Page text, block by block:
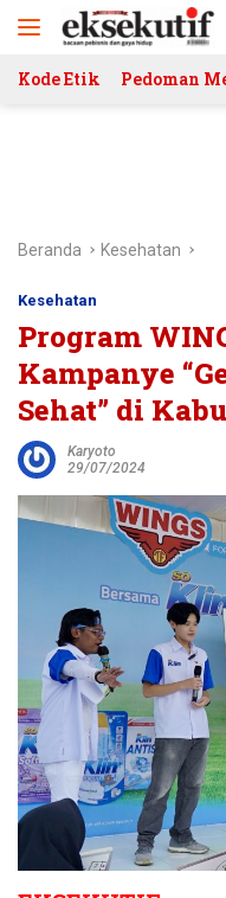
Kode Etik Pedoman
Beranda Kesehatan
Kesehatan
Program
Kampanye
Sehat” di
Karyoto
29/07/2024